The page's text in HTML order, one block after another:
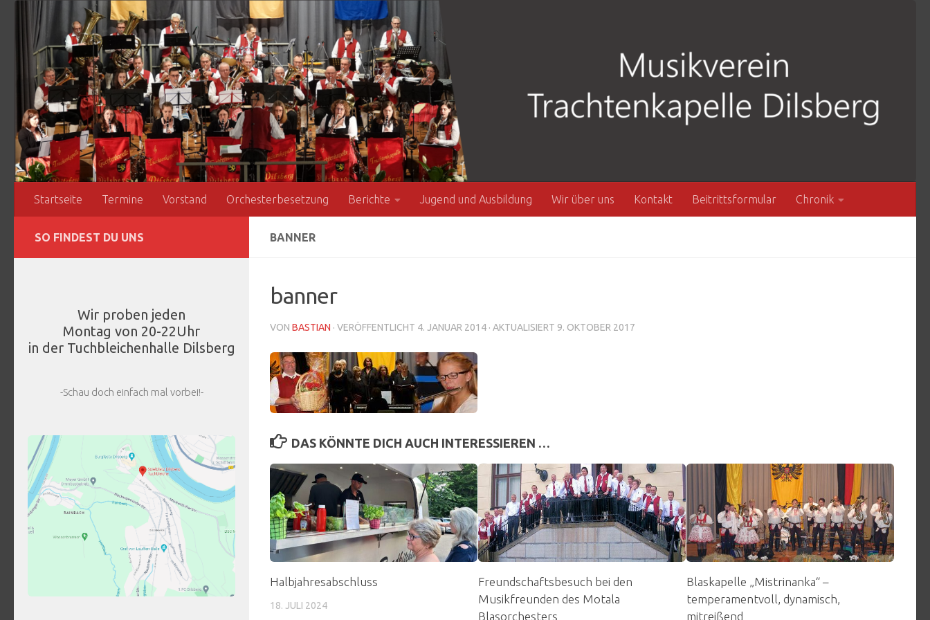
Zum Inhalt springen
Startseite Termine Vorstand Orchesterbesetzung Berichte Jugend und Ausbildung Wir über uns Kontakt Beitrittsformular Chronik
BANNER
banner
VON BASTIAN · VERÖFFENTLICHT 4. JANUAR 2014 · AKTUALISIERT 9. OKTOBER 2017
DAS KÖNNTE DICH AUCH INTERESSIEREN …
Halbjahresabschluss
18. JULI 2024
Freundschaftsbesuch bei den
Musikfreunden des Motala
Blasorchesters
Blaskapelle „Mistrinanka“ –
temperamentvoll, dynamisch,
mitreißend
SO FINDEST DU UNS
Wir proben jeden
Montag von 20-22Uhr
in der Tuchbleichenhalle Dilsberg
-Schau doch einfach mal vorbei!-